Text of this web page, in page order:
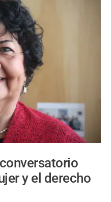
y el derecho